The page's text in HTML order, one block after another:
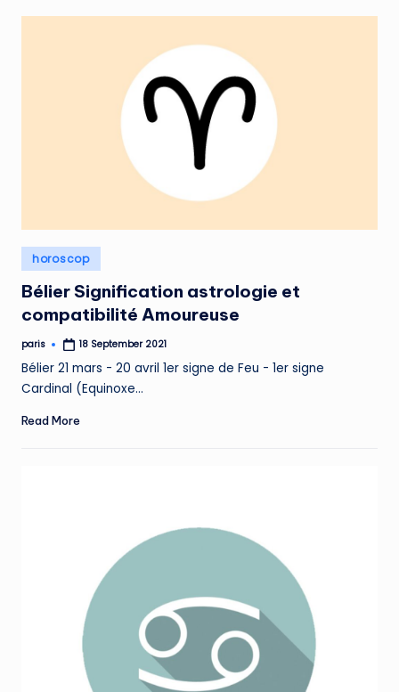
Posted
in
horoscop
Bélier Signification astrologie et
compatibilité Amoureuse
Posted
paris 18 September 2021
Bélier 21 mars - 20 avril 1er signe de Feu - 1er signe
Cardinal (Equinoxe…
Read More